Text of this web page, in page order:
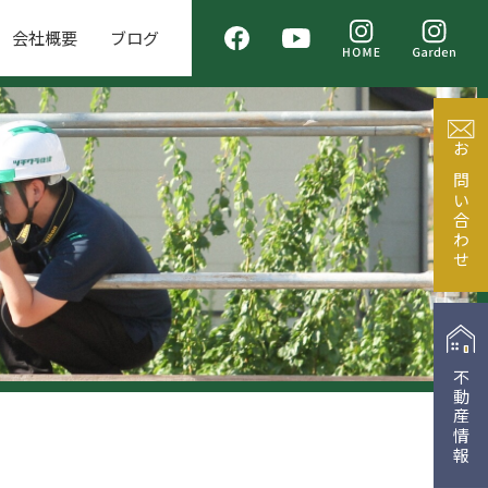
会社概要 ブログ
お問い合わせ
不動産情報